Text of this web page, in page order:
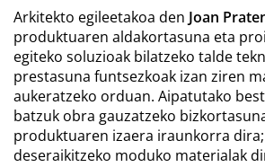
Arkitekto egileetakoa den Joan
produktuaren aldakortasuna eta
egiteko soluzioak bilatzeko talde
prestasuna funtsezkoak izan ziren
aukeratzeko orduan. Aipatutako
batzuk obra gauzatzeko
produktuaren izaera iraunkorra
deseraikitzeko moduko materialak